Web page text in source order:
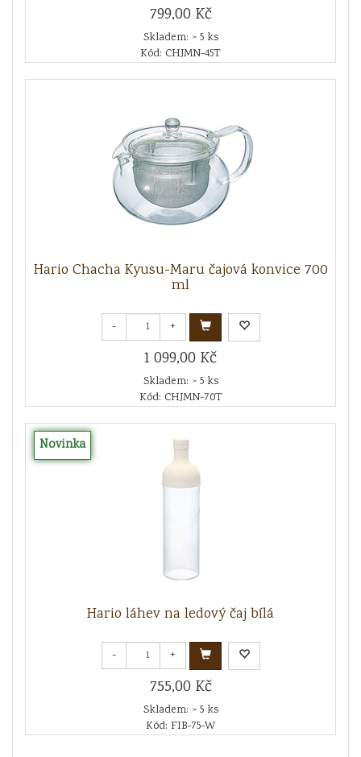
799,00 Kč
Skladem: > 5 ks
Kód: CHJMN-45T
Hario Chacha Kyusu-Maru čajová konvice 700
ml
- +
1 099,00 Kč
Skladem: > 5 ks
Kód: CHJMN-70T
Novinka
Hario láhev na ledový čaj bílá
- +
755,00 Kč
Skladem: > 5 ks
Kód: FIB-75-W